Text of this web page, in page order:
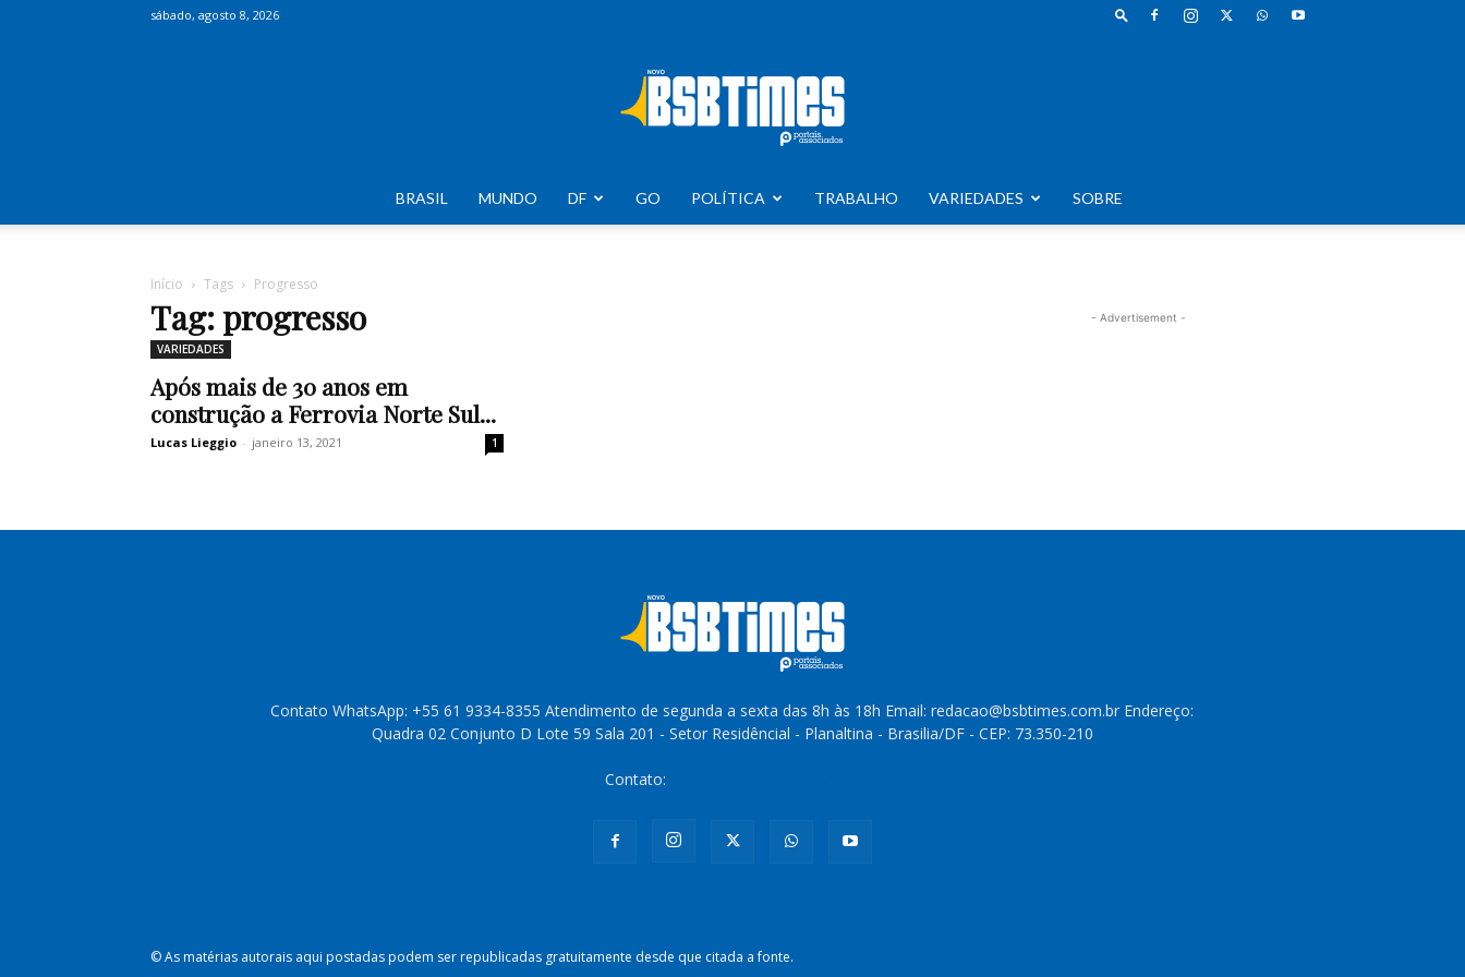
sábado, agosto 8, 2026
BRASIL MUNDO DF GO POLÍTICA TRABALHO VARIEDADES SOBRE
Início Tags Progresso
Tag: progresso
VARIEDADES
Após mais de 30 anos em
construção a Ferrovia Norte Sul...
Lucas Lieggio - janeiro 13, 2021 1
- Advertisement -
Contato WhatsApp: +55 61 9334-8355 Atendimento de segunda a sexta das 8h às 18h Email: redacao@bsbtimes.com.br Endereço:
Quadra 02 Conjunto D Lote 59 Sala 201 - Setor Residêncial - Planaltina - Brasilia/DF - CEP: 73.350-210
Contato:
© As matérias autorais aqui postadas podem ser republicadas gratuitamente desde que citada a fonte.